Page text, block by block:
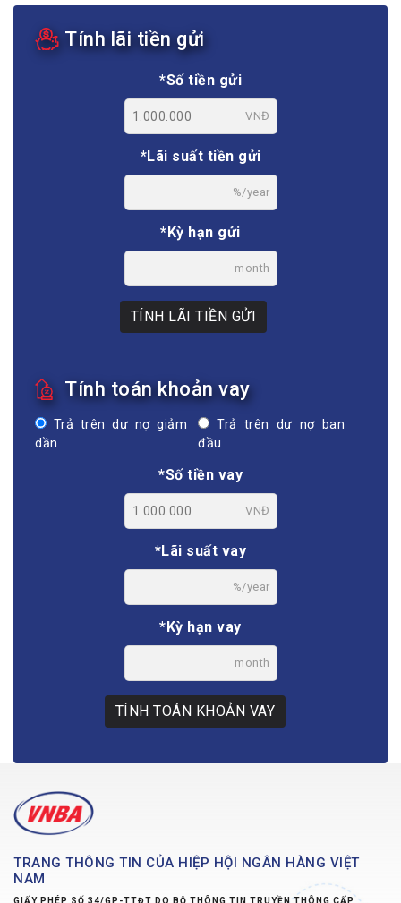
Tính lãi tiền gửi
*Số tiền gửi
VNĐ
*Lãi suất tiền gửi
%/year
*Kỳ hạn gửi
month
TÍNH LÃI TIỀN GỬI
Tính toán khoản vay
Trả trên dư nợ giảm
dần
Trả trên dư nợ ban
đầu
*Số tiền vay
VNĐ
*Lãi suất vay
%/year
*Kỳ hạn vay
month
TÍNH TOÁN KHOẢN VAY
TRANG THÔNG TIN CỦA HIỆP HỘI NGÂN HÀNG VIỆT
NAM